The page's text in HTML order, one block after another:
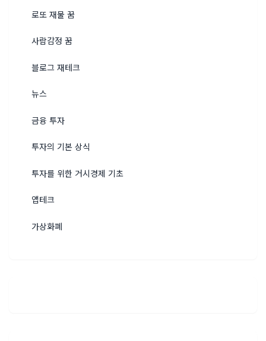
로또 재물 꿈
사람감정 꿈
블로그 재테크
뉴스
금융 투자
투자의 기본 상식
투자를 위한 거시경제 기초
앱테크
가상화폐